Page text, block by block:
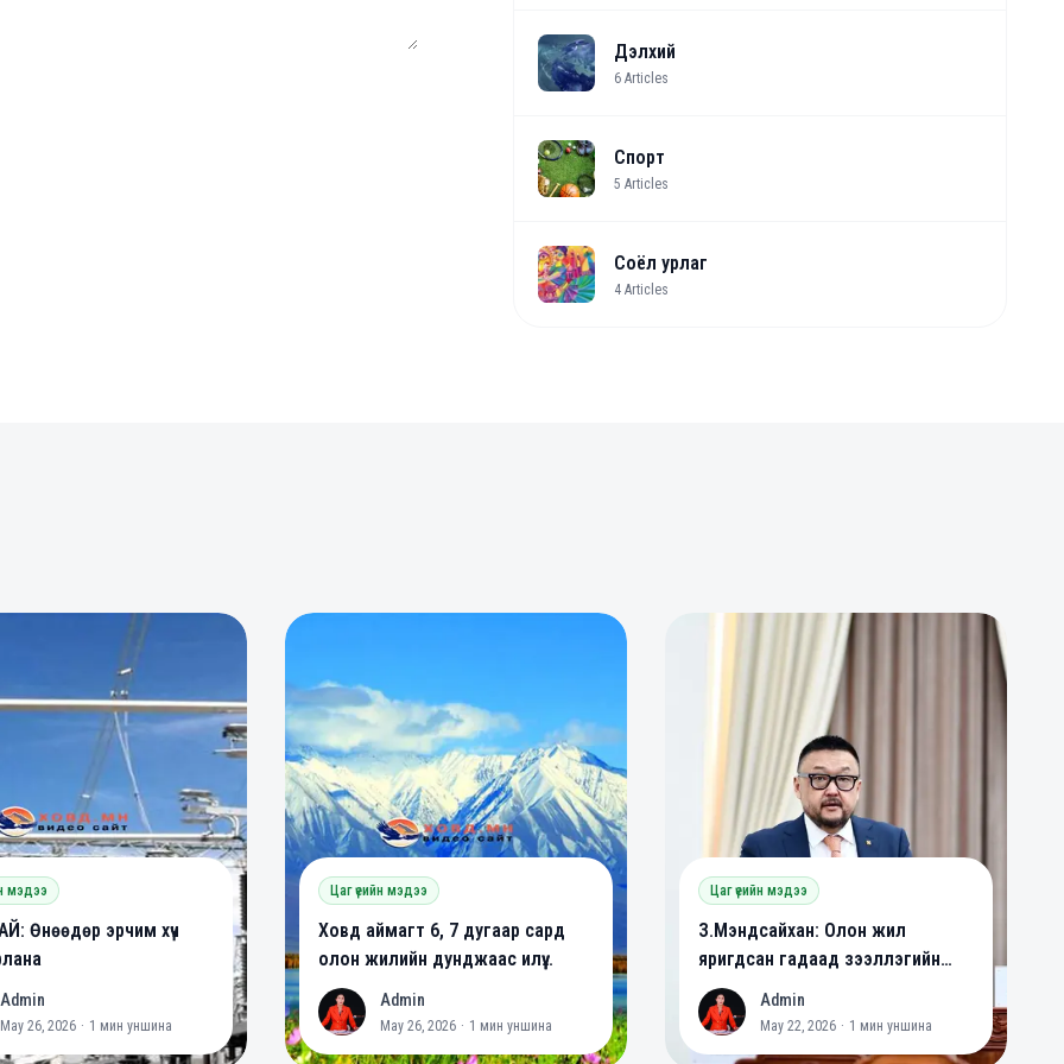
Дэлхий
6 Articles
Спорт
5 Articles
Соёл урлаг
4 Articles
мэдээ
Өнөөдөр эрчим хүч
Admin
May 26, 2026 · 1 мин уншина
Цаг үеийн мэдээ
Ховд аймагт 6, 7 дугаар сард
олон жилийн дунджаас илүү
халуун байх төлөвтэй байна
A
Admin
May 26, 2026 · 1 мин уншина
Цаг үеийн мэдээ
З.Мэндсайхан: Олон жил
яригдсан гадаад зээллэгийн
хууль батлагдлаа
A
Admin
May 22, 2026 · 1 мин уншина